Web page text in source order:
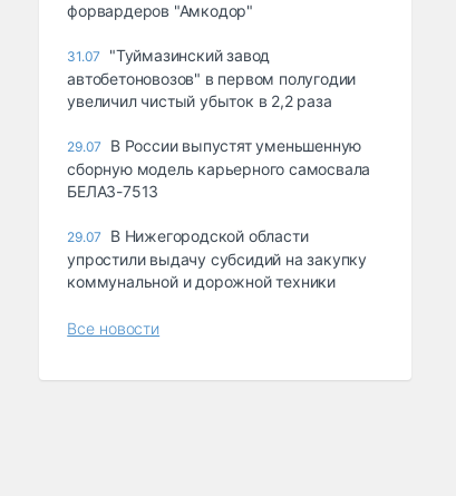
форвардеров "Амкодор"
31.07
"Туймазинский завод
автобетоновозов" в первом полугодии
увеличил чистый убыток в 2,2 раза
29.07
В России выпустят уменьшенную
сборную модель карьерного самосвала
БЕЛАЗ-7513
29.07
В Нижегородской области
упростили выдачу субсидий на закупку
коммунальной и дорожной техники
Все новости